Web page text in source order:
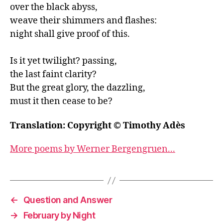
over the black abyss,
weave their shimmers and flashes:
night shall give proof of this.
Is it yet twilight? passing,
the last faint clarity?
But the great glory, the dazzling,
must it then cease to be?
Translation: Copyright © Timothy Adès
More poems by Werner Bergengruen...
←
Question and Answer
→
February by Night